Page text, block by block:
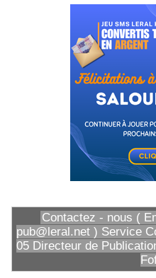
Contactez - nous (
pub@leral.net ) Service
05 Directeur de